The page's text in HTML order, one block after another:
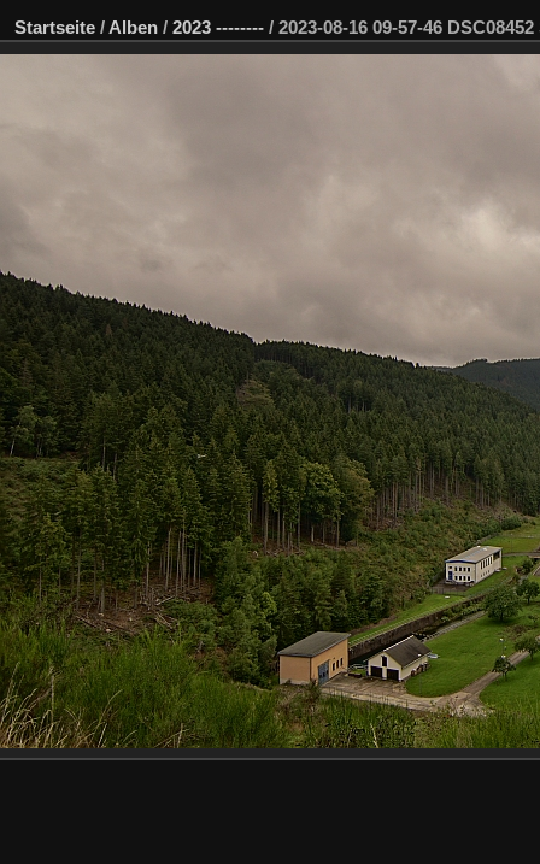
Startseite / Alben / 2023 -------- / 2023-08-16 09-57-46